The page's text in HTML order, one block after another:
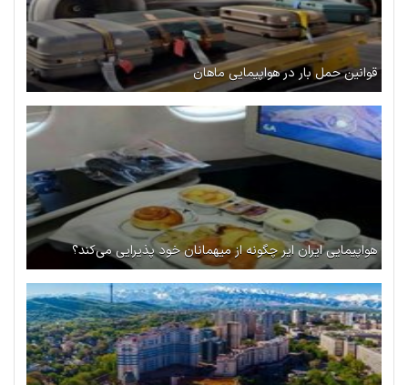
قوانین حمل بار در هواپیمایی ماهان
هواپیمایی ایران ایر چگونه از میهمانان خود پذیرایی می‌کند؟